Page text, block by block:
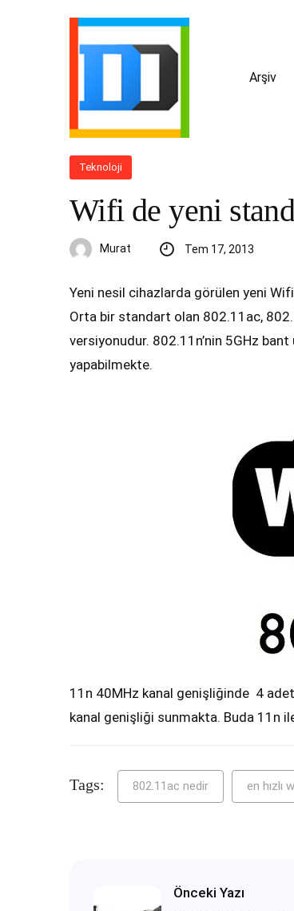
Arşiv
Teknoloji
Wifi de yeni
Murat Tem 17, 2013
Yeni nesil cihazlarda görülen yeni
Orta bir standart olan 802.11ac,
versiyonudur. 802.11n’nin 5GHz
yapabilmekte.
11n 40MHz kanal genişliğinde 4
kanal genişliği sunmakta. Buda 11n
Tags: 802.11ac nedir en hızlı
Önceki Yazı